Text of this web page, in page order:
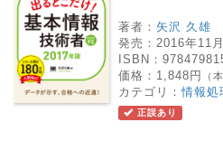
著者： 矢沢 久雄
発売： 2016年11
ISBN：
価格： 1,848円 （
カテゴリ：情報処
正誤あり